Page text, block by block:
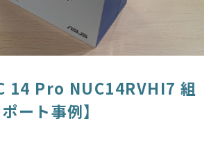
14 Pro NUC14RVHI7 組
ート事例】